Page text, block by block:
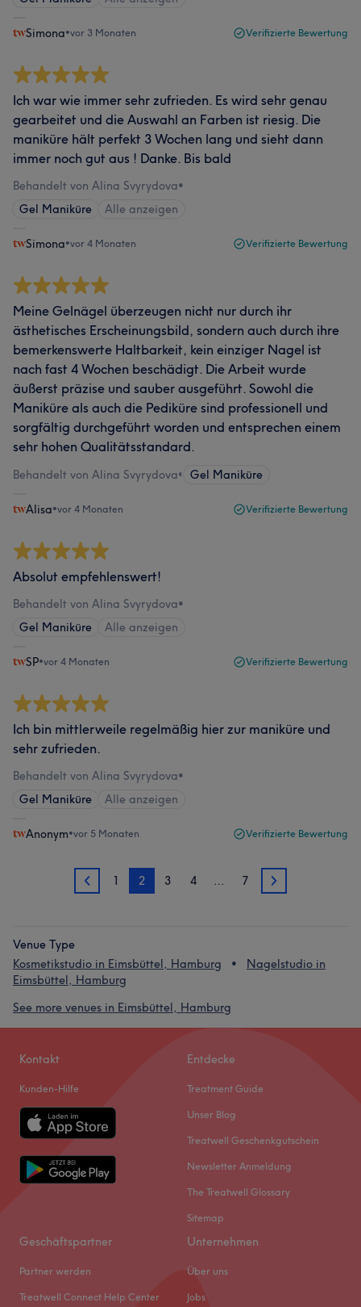
Simona•vor 3 Monaten Verifizierte Bewertung
Ich war wie immer sehr zufrieden. Es wird sehr genau
gearbeitet und die Auswahl an Farben ist riesig. Die
maniküre hält perfekt 3 Wochen lang und sieht dann
immer noch gut aus ! Danke. Bis bald
Behandelt von Alina Svyrydova•
Gel Maniküre
Alle anzeigen
Simona•vor 4 Monaten Verifizierte Bewertung
Meine Gelnägel überzeugen nicht nur durch ihr
ästhetisches Erscheinungsbild, sondern auch durch ihre
bemerkenswerte Haltbarkeit, kein einziger Nagel ist
nach fast 4 Wochen beschädigt. Die Arbeit wurde
äußerst präzise und sauber ausgeführt. Sowohl die
Maniküre als auch die Pediküre sind professionell und
sorgfältig durchgeführt worden und entsprechen einem
sehr hohen Qualitätsstandard.
Behandelt von Alina Svyrydova• Gel Maniküre
Alisa•vor 4 Monaten Verifizierte Bewertung
Absolut empfehlenswert!
Behandelt von Alina Svyrydova•
Gel Maniküre
Alle anzeigen
SP•vor 4 Monaten Verifizierte Bewertung
Ich bin mittlerweile regelmäßig hier zur maniküre und
sehr zufrieden.
Behandelt von Alina Svyrydova•
Gel Maniküre
Alle anzeigen
Anonym•vor 5 Monaten Verifizierte Bewertung
1 1 2 3 4 … 7 3
Venue Type
Kosmetikstudio in Eimsbüttel, Hamburg
Nagelstudio in
Eimsbüttel, Hamburg
See more venues in Eimsbüttel, Hamburg
Kontakt
Kunden-Hilfe
Entdecke
Treatment Guide
Unser Blog
Treatwell Geschenkgutschein
Newsletter Anmeldung
The Treatwell Glossary
Sitemap
Geschäftspartner
Partner werden
Treatwell Connect Help Center
Unternehmen
Über uns
Jobs